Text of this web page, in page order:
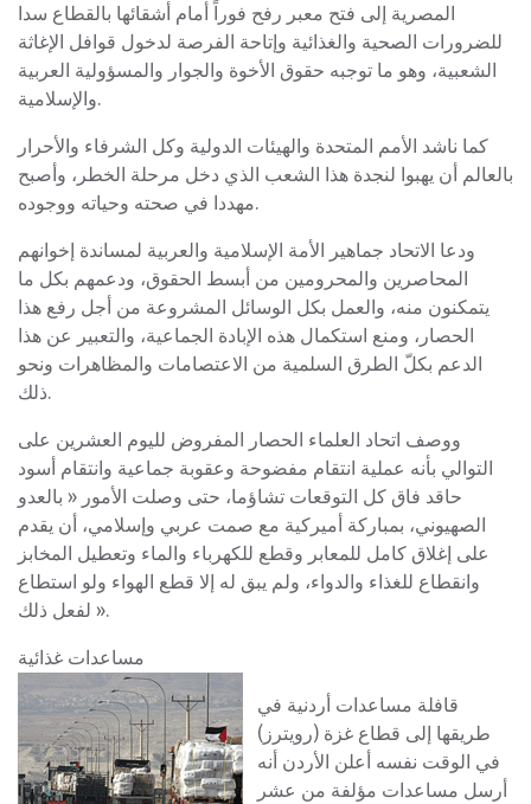
المصرية إلى فتح معبر رفح فوراً أمام أشقائها بالقطاع سدا
للضرورات الصحية والغذائية وإتاحة الفرصة لدخول قوافل الإغاثة
الشعبية، وهو ما توجبه حقوق الأخوة والجوار والمسؤولية العربية
والإسلامية.
كما ناشد الأمم المتحدة والهيئات الدولية وكل الشرفاء والأحرار
بالعالم أن يهبوا لنجدة هذا الشعب الذي دخل مرحلة الخطر، وأصبح
مهددا في صحته وحياته ووجوده.
ودعا الاتحاد جماهير الأمة الإسلامية والعربية لمساندة إخوانهم
المحاصرين والمحرومين من أبسط الحقوق، ودعمهم بكل ما
يتمكنون منه، والعمل بكل الوسائل المشروعة من أجل رفع هذا
الحصار، ومنع استكمال هذه الإبادة الجماعية، والتعبير عن هذا
الدعم بكلّ الطرق السلمية من الاعتصامات والمظاهرات ونحو
ذلك.
ووصف اتحاد العلماء الحصار المفروض لليوم العشرين على
التوالي بأنه عملية انتقام مفضوحة وعقوبة جماعية وانتقام أسود
حاقد فاق كل التوقعات تشاؤما، حتى وصلت الأمور « بالعدو
الصهيوني، بمباركة أميركية مع صمت عربي وإسلامي، أن يقدم
على إغلاق كامل للمعابر وقطع للكهرباء والماء وتعطيل المخابز
وانقطاع للغذاء والدواء، ولم يبق له إلا قطع الهواء ولو استطاع
لفعل ذلك ».
مساعدات غذائية
قافلة مساعدات أردنية في
طريقها إلى قطاع غزة (رويترز)
في الوقت نفسه أعلن الأردن أنه
أرسل مساعدات مؤلفة من عشر